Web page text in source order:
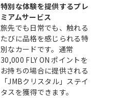
特別な体験を提供するプレ
ミアムサービス
旅先でも日常でも、触れる
たびに品格を感じられる特
別なカードです。通常
30,000 FLY ON ポイントを
お持ちの場合に提供される
「JMBクリスタル」ステイ
タスを獲得できます。